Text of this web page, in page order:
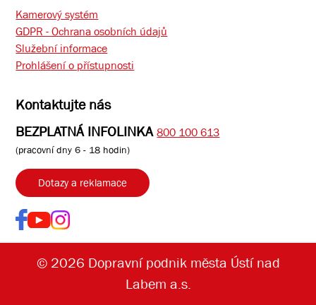
Kamerový systém
GDPR - Ochrana osobních údajů
Služební informace
Prohlášení o přístupnosti
Kontaktujte nás
BEZPLATNÁ INFOLINKA 800 100 613
(pracovní dny 6 - 18 hodin)
Dotazy a reklamace
© 2026 Dopravní podnik města Ústí nad
Labem a.s.